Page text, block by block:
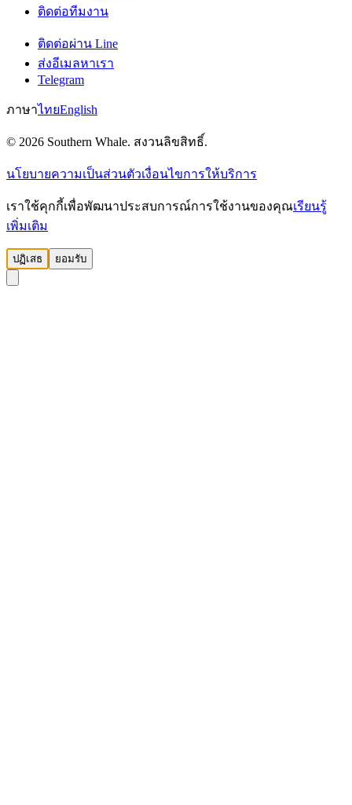
ติดต่อทีมงาน
ติดต่อผ่าน Line
ส่งอีเมลหาเรา
Telegram
ภาษาไทยEnglish
© 2026 Southern Whale. สงวนลิขสิทธิ์.
นโยบายความเป็นส่วนตัวเงื่อนไขการให้บริการ
เราใช้คุกกี้เพื่อพัฒนาประสบการณ์การใช้งานของคุณเรียนรู้
เพิ่มเติม
ปฏิเสธ ยอมรับ